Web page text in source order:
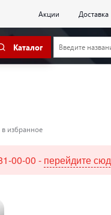
Акции Доставка
Каталог
избранное
00-00 - перейдите